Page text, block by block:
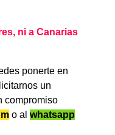
ni a Canarias
ponerte en
un
compromiso
o al whatsapp